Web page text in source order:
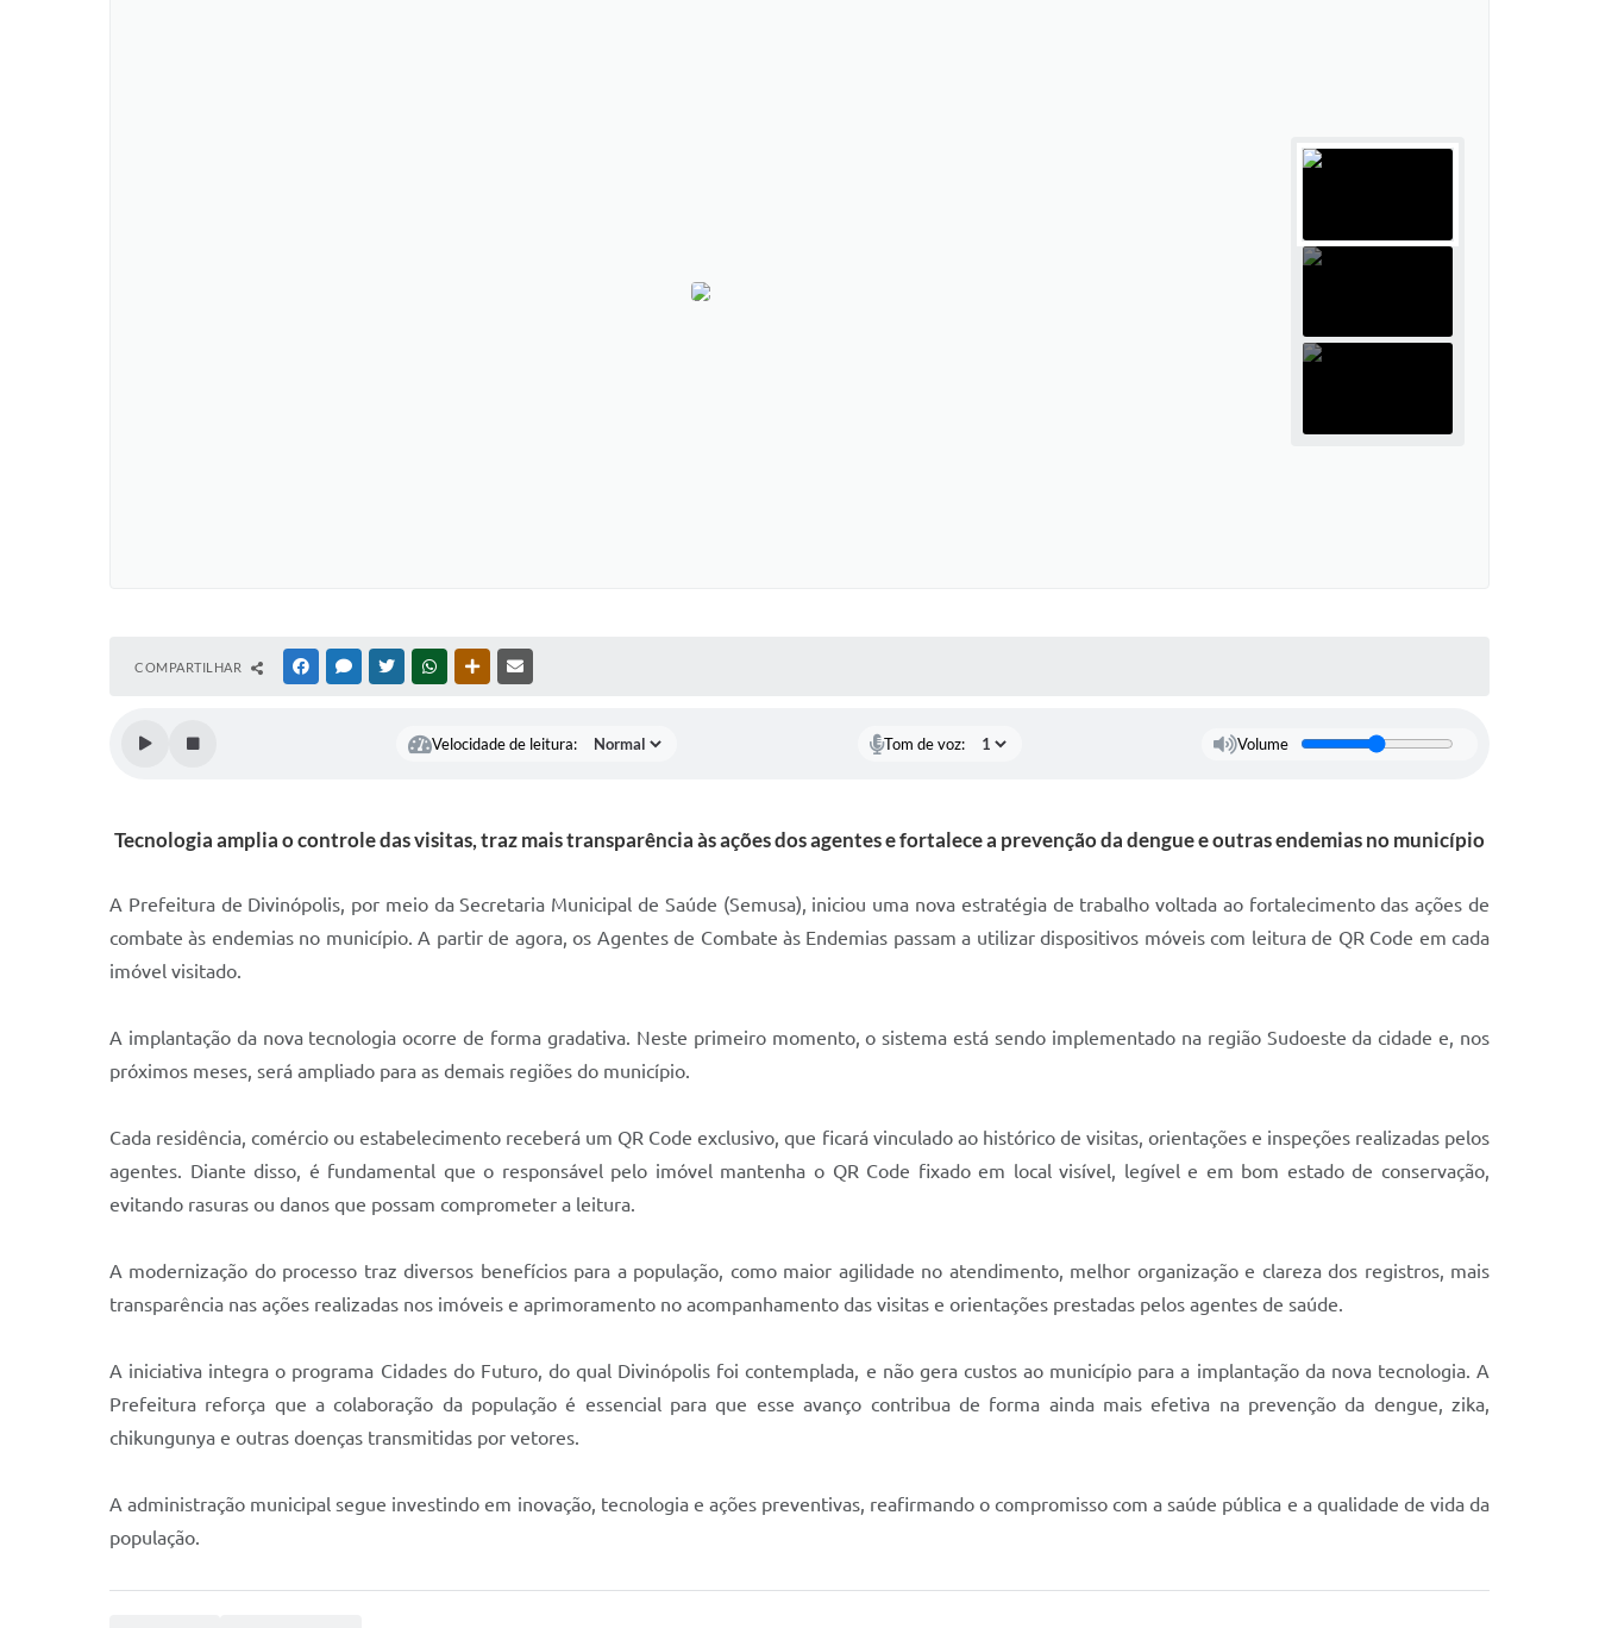
COMPARTILHAR FACEBOOKMESSENGER
TWITTERWHATSAPPOUTRAS MÍDIAS
Velocidade de leitura: Tom de voz: Volume
Tecnologia amplia o controle das visitas, traz mais transparência às ações dos agentes e fortalece a prevenção da dengue e outras endemias no município
A Prefeitura de Divinópolis, por meio da Secretaria Municipal de Saúde (Semusa), iniciou uma nova estratégia de trabalho voltada ao fortalecimento das ações de
combate às endemias no município. A partir de agora, os Agentes de Combate às Endemias passam a utilizar dispositivos móveis com leitura de QR Code em cada
imóvel visitado.
A implantação da nova tecnologia ocorre de forma gradativa. Neste primeiro momento, o sistema está sendo implementado na região Sudoeste da cidade e, nos
próximos meses, será ampliado para as demais regiões do município.
Cada residência, comércio ou estabelecimento receberá um QR Code exclusivo, que ficará vinculado ao histórico de visitas, orientações e inspeções realizadas pelos
agentes. Diante disso, é fundamental que o responsável pelo imóvel mantenha o QR Code fixado em local visível, legível e em bom estado de conservação,
evitando rasuras ou danos que possam comprometer a leitura.
A modernização do processo traz diversos benefícios para a população, como maior agilidade no atendimento, melhor organização e clareza dos registros, mais
transparência nas ações realizadas nos imóveis e aprimoramento no acompanhamento das visitas e orientações prestadas pelos agentes de saúde.
A iniciativa integra o programa Cidades do Futuro, do qual Divinópolis foi contemplada, e não gera custos ao município para a implantação da nova tecnologia. A
Prefeitura reforça que a colaboração da população é essencial para que esse avanço contribua de forma ainda mais efetiva na prevenção da dengue, zika,
chikungunya e outras doenças transmitidas por vetores.
A administração municipal segue investindo em inovação, tecnologia e ações preventivas, reafirmando o compromisso com a saúde pública e a qualidade de vida da
população.